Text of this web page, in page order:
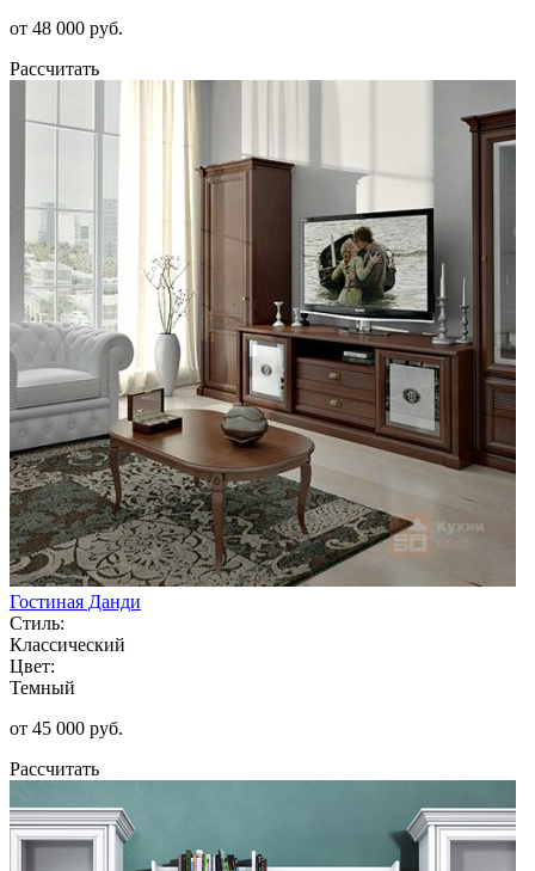
от 48 000 руб.
Рассчитать
Гостиная Данди
Стиль:
Классический
Цвет:
Темный
от 45 000 руб.
Рассчитать